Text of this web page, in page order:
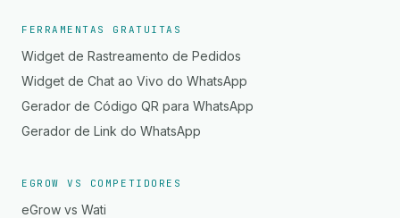
FERRAMENTAS GRATUITAS
Widget de Rastreamento de Pedidos
Widget de Chat ao Vivo do WhatsApp
Gerador de Código QR para WhatsApp
Gerador de Link do WhatsApp
EGROW VS COMPETIDORES
eGrow vs Wati